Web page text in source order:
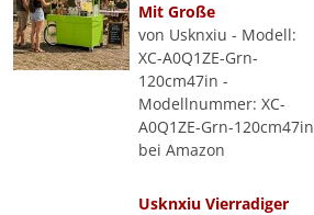
Mit Große
von Usknxiu - Modell:
XC-A0Q1ZE-Grn-
120cm47in -
Modellnummer: XC-
A0Q1ZE-Grn-120cm47in
bei Amazon
Usknxiu Vierradiger